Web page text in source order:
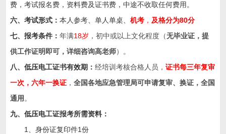
费，考试报名费，资料费及证书费，中途不收取任何费用。
六、考试形式：本人参考、单人单桌、机考 ， 及格分为80分
七、报考条件：年满18岁 ，初中或以上文化程度（无毕业证，提
供工作证明即可，详细咨询高老师）。
八、低压电工证书有效期：经培训考核合格人员，证书每三年复审
一次，六年一换证 ，全国各地应急管理局可申请复审、换证，全国
通用 。
九、低压电工证报考所需资料：
1、身份证复印件1份